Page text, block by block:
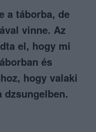
a táborba, de
vinne. Az
el, hogy mi
és
hogy valaki
dzsungelben.